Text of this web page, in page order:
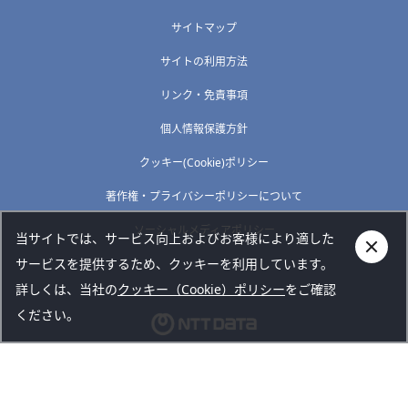
サイトマップ
サイトの利用方法
リンク・免責事項
個人情報保護方針
クッキー(Cookie)ポリシー
著作権・プライバシーポリシーについて
ソーシャルメディアポリシー
当サイトでは、サービス向上およびお客様により適した
サービスを提供するため、クッキーを利用しています。
詳しくは、当社のクッキー（Cookie）ポリシーをご確認
ください。